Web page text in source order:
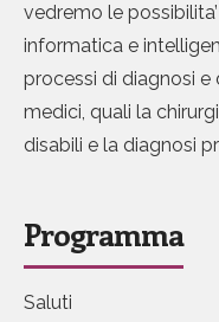
vedremo le
informatica e
processi di diagnosi e
medici, quali la
disabili e la diagnosi
Programma
Saluti